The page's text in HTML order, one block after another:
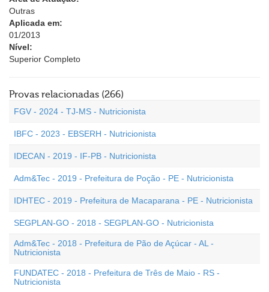
Outras
Aplicada em:
01/2013
Nível:
Superior Completo
Provas relacionadas (266)
FGV - 2024 - TJ-MS - Nutricionista
IBFC - 2023 - EBSERH - Nutricionista
IDECAN - 2019 - IF-PB - Nutricionista
Adm&Tec - 2019 - Prefeitura de Poção - PE - Nutricionista
IDHTEC - 2019 - Prefeitura de Macaparana - PE - Nutricionista
SEGPLAN-GO - 2018 - SEGPLAN-GO - Nutricionista
Adm&Tec - 2018 - Prefeitura de Pão de Açúcar - AL -
Nutricionista
FUNDATEC - 2018 - Prefeitura de Três de Maio - RS -
Nutricionista